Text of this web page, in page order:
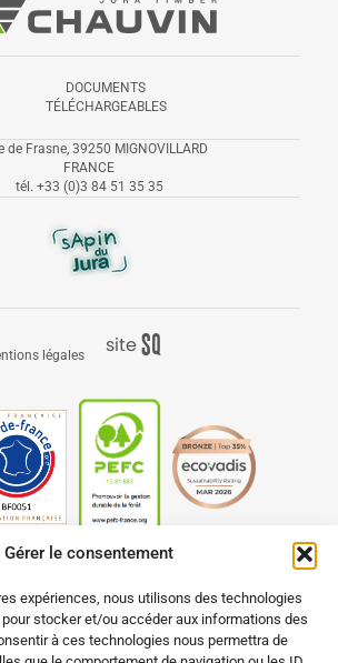
Gérer le consentement
expériences, nous utilisons des technologies
stocker et/ou accéder aux informations des
à ces technologies nous permettra de
DOCUMENTS
TÉLÉCHARGEABLES
de Frasne, 39250 MIGNOVILLARD
FRANCE
tél. +33 (0)3 84 51 35 35
légales siteS q